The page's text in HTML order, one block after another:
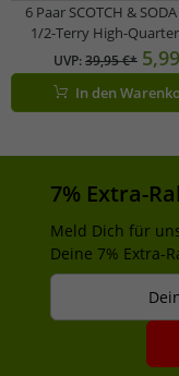
6 Paar SCOTCH &
1/2-Terry High-
Socken Alltags-Socken
Socken Größe 41-46
Braun, Beige,
Schwarz, Grau,
UVP:39,95 €*
In den
7% Extra-
Meld Dich für
Deine 7% Extra-